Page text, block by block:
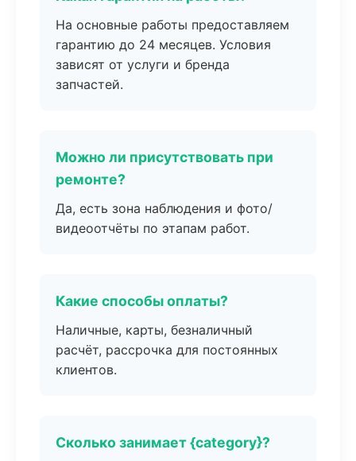
На основные работы предоставляем
гарантию до 24 месяцев. Условия
зависят от услуги и бренда
запчастей.
Можно ли присутствовать при
ремонте?
Да, есть зона наблюдения и фото/
видеоотчёты по этапам работ.
Какие способы оплаты?
Наличные, карты, безналичный
расчёт, рассрочка для постоянных
клиентов.
Сколько занимает {category}?